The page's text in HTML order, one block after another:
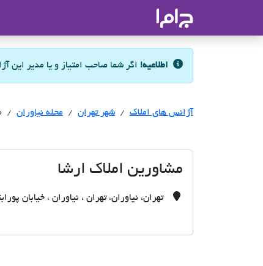
اطلاعیه! اگر شما صاحب امتیاز و یا مدیر این
آژانس های املاک آژانس های املاک
شهر تهران آژانس های املاک
محله نیاوران
مشاورین املاک ارشا
تهران، نیاوران، تهران ، نیاوران ، خیابان